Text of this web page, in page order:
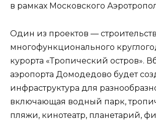
в рамках Московского
Один из проектов —
многофункционального
курорта «Тропический остров».
аэропорта Домодедово будет
инфраструктура для
включающая водный парк,
пляжи, кинотеатр, планетарий,